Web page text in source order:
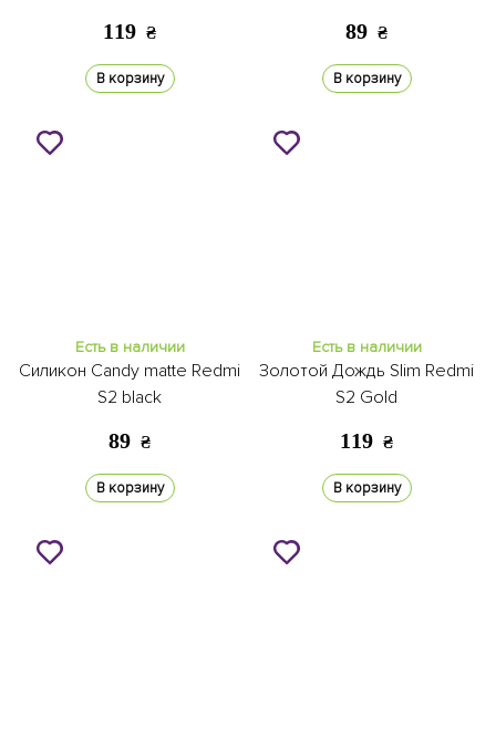
119 ₴
В корзину
89 ₴
В корзину
Есть в наличии
Силикон Candy matte Redmi
S2 black
89 ₴
В корзину
Есть в наличии
Золотой Дождь Slim Redmi
S2 Gold
119 ₴
В корзину